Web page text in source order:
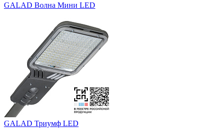
GALAD Волна Мини LED
GALAD Триумф LED